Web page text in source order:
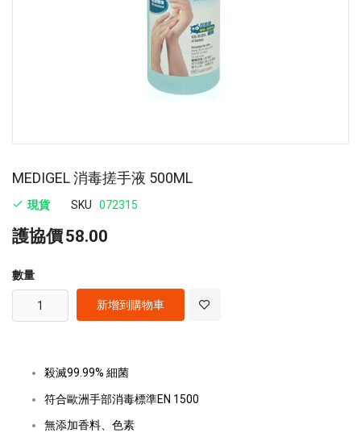
MEDIGEL 消毒搓手液 500ML
現貨 SKU 072315
護協價58.00
數量
新增到購物車
殺滅99.99% 細菌
符合歐洲手部消毒標準EN 1500
無添加香料、色素